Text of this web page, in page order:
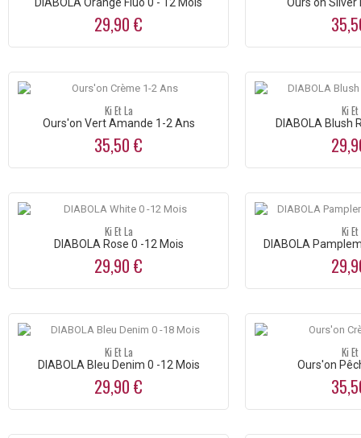
29,90 €
Ki Et La
Ours'on Vert Amande 1-2 Ans
35,50 €
Ki
DIABOLA Blush
Ki Et La
DIABOLA Rose 0 -12 Mois
29,90 €
Ki
DIABOLA
Ki Et La
DIABOLA Bleu Denim 0 -12 Mois
29,90 €
Ki
Ours'on